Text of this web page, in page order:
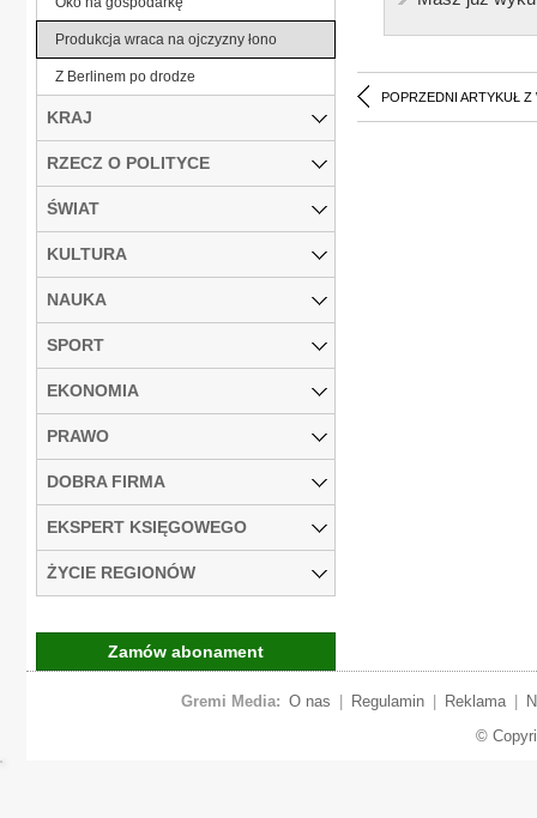
POPRZEDNI ARTYKUŁ Z
Produkcja wraca na ojczyzny łono
Z Berlinem po drodze
KRAJ
RZECZ O POLITYCE
ŚWIAT
KULTURA
NAUKA
SPORT
EKONOMIA
PRAWO
DOBRA FIRMA
EKSPERT KSIĘGOWEGO
ŻYCIE REGIONÓW
Zamów abonament
Gremi Media: O nas Regulamin Reklama
©